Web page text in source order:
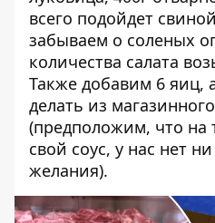
всего подойдет
забываем о соленых
количества салата
Также добавим 6 яиц,
делать из
(предположим, что на
свой соус, у нас нет
желания).